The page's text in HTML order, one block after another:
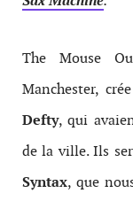
The Mouse
Manchester,
Defty, qui
de la ville. Ils
Syntax, que